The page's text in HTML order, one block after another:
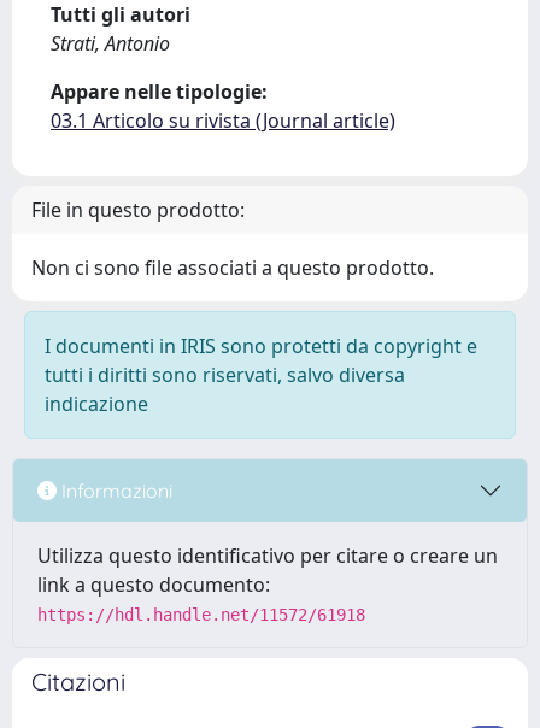
Tutti gli autori
Strati, Antonio
Appare nelle tipologie:
03.1 Articolo su rivista (Journal article)
File in questo prodotto:
Non ci sono file associati a questo prodotto.
I documenti in IRIS sono protetti da copyright e
tutti i diritti sono riservati, salvo diversa
indicazione
Informazioni
Utilizza questo identificativo per citare o creare un
link a questo documento:
https://hdl.handle.net/11572/61918
Citazioni